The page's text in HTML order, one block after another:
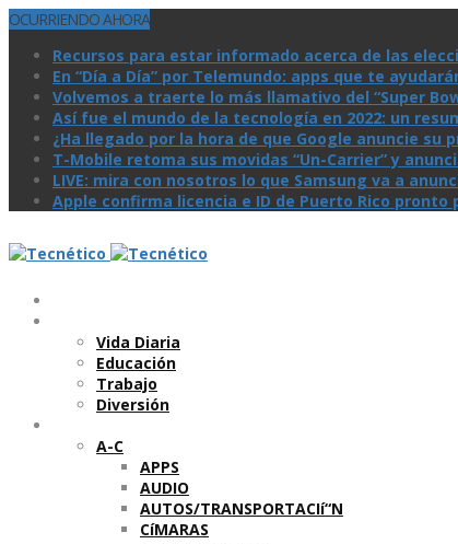
OCURRIENDO AHORA
Recursos para estar informado acerca de las
En “Día a Día” por Telemundo: apps que te
Volvemos a traerte lo más llamativo del “Super
Así­ fue el mundo de la tecnologí­a en 2022: un
¿Ha llegado por la hora de que Google anuncie su
T-Mobile retoma sus movidas “Un-Carrier” y
LIVE: mira con nosotros lo que Samsung va a
Apple confirma licencia e ID de Puerto Rico pronto
Vida Diaria
Educación
Trabajo
Diversión
A-C
APPS
AUDIO
AUTOS/TRANSPORTACIí“N
CíMARAS